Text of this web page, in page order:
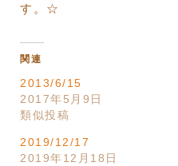
す。☆
関連
2013/6/15
2017年5月9日
類似投稿
2019/12/17
2019年12月18日